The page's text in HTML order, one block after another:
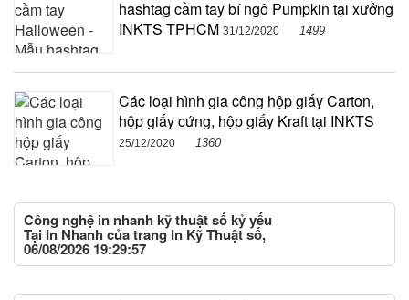
hashtag cầm tay bí ngô Pumpkin tại xưởng
INKTS TPHCM 31/12/2020 1499
Các loại hình gia công hộp giấy Carton,
hộp giấy cứng, hộp giấy Kraft tại INKTS
25/12/2020 1360
Công nghệ in nhanh kỹ thuật số kỷ yếu
Tại In Nhanh của trang In Kỹ Thuật số,
06/08/2026 19:29:57